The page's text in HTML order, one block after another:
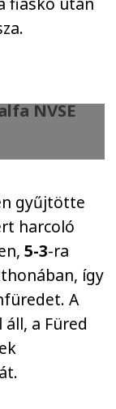
NVSE
gyűjtötte
harcoló
5-3-ra
így
A
a Füred